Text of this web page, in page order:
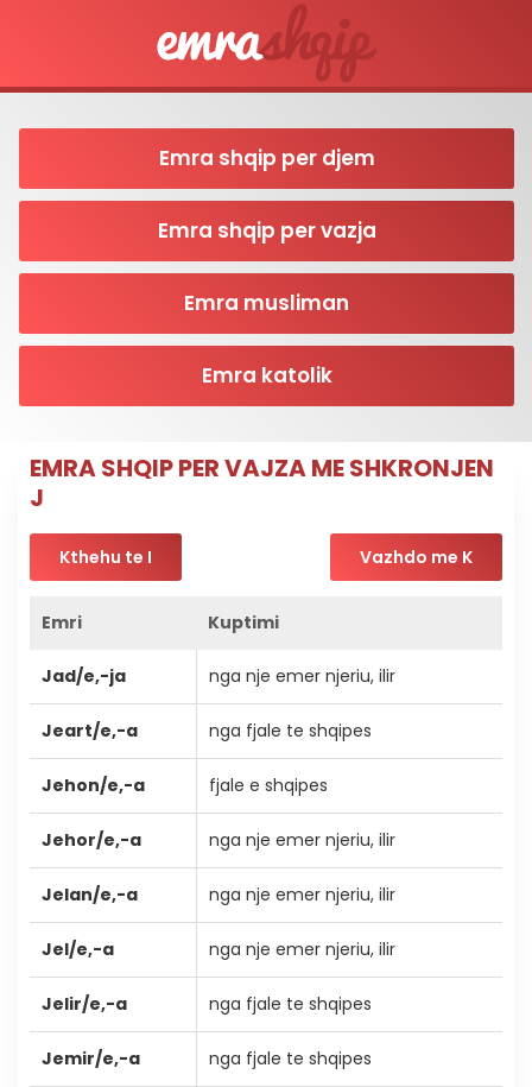
Emra shqip per djem
Emra shqip per vazja
Emra musliman
Emra katolik
EMRA SHQIP PER VAJZA ME SHKRONJEN
J
Kthehu te I Vazhdo me K
Emri Kuptimi
Jad/e,-ja nga nje emer njeriu, ilir
Jeart/e,-a nga fjale te shqipes
Jehon/e,-a fjale e shqipes
Jehor/e,-a nga nje emer njeriu, ilir
Jelan/e,-a nga nje emer njeriu, ilir
Jel/e,-a nga nje emer njeriu, ilir
Jelir/e,-a nga fjale te shqipes
Jemir/e,-a nga fjale te shqipes